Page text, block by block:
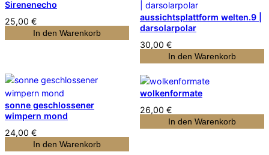
Sirenenecho
25,00 €
In den Warenkorb
aussichtsplattform welten.9 |
darsolarpolar
30,00 €
In den Warenkorb
sonne geschlossener
wimpern mond
24,00 €
In den Warenkorb
wolkenformate
26,00 €
In den Warenkorb